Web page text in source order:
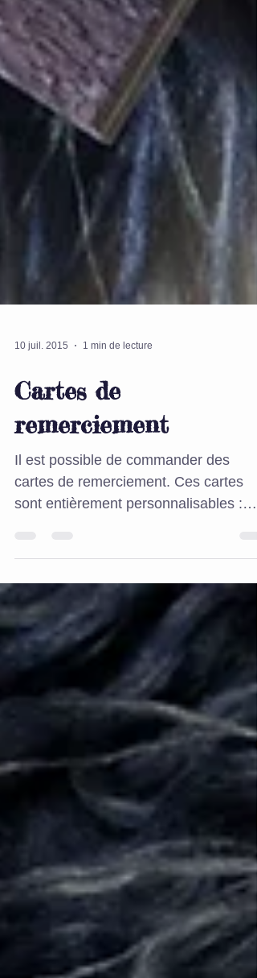
10 juil. 2015 1 min de lecture
Cartes de
remerciement
Il est possible de commander des
texte, couleurs, photos, logos...